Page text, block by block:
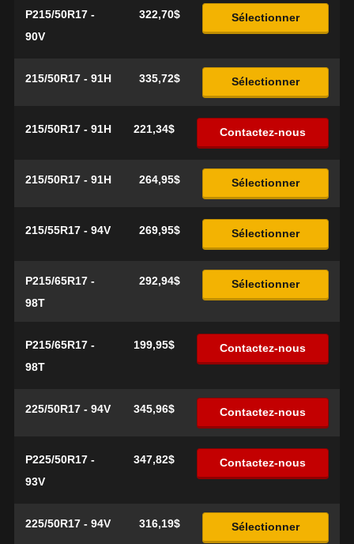
P215/50R17 -
90V
322,70$ Sélectionner
215/50R17 - 91H 335,72$ Sélectionner
215/50R17 - 91H 221,34$ Contactez-nous
215/50R17 - 91H 264,95$ Sélectionner
215/55R17 - 94V 269,95$ Sélectionner
P215/65R17 -
98T
292,94$ Sélectionner
P215/65R17 -
98T
199,95$ Contactez-nous
225/50R17 - 94V 345,96$ Contactez-nous
P225/50R17 -
93V
347,82$ Contactez-nous
225/50R17 - 94V 316,19$ Sélectionner